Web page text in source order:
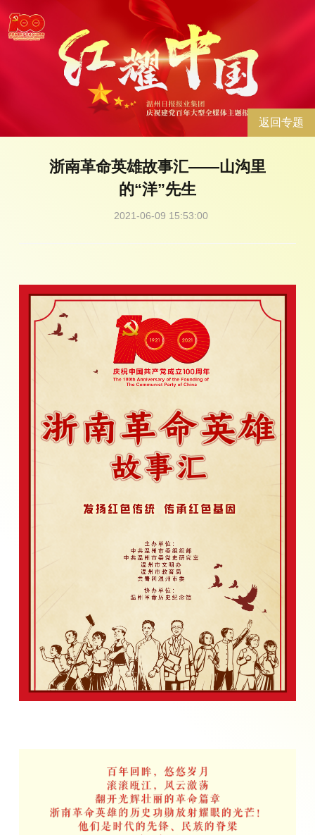
返回专题
浙南革命英雄故事汇——山沟里
的“洋”先生
2021-06-09 15:53:00